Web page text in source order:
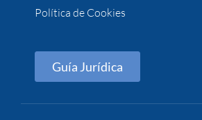
Política de Cookies
Guía Jurídica